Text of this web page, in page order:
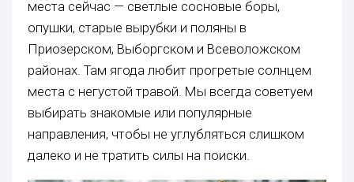
места сейчас — светлые сосновые боры,
опушки, старые вырубки и поляны в
Приозерском, Выборгском и Всеволожском
районах. Там ягода любит прогретые солнцем
места с негустой травой. Мы всегда советуем
выбирать знакомые или популярные
направления, чтобы не углубляться слишком
далеко и не тратить силы на поиски.